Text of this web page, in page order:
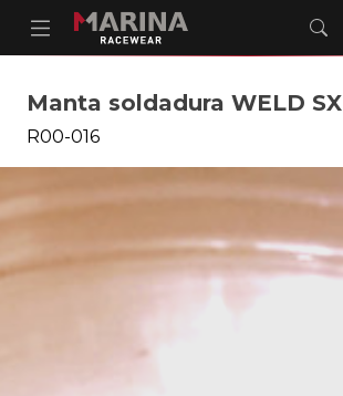
Manta soldadura WELD SX
R00-016